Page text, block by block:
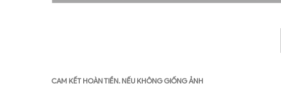
CAM KẾT HOÀN TIỀN. NẾU KHÔNG GIỐNG ẢNH